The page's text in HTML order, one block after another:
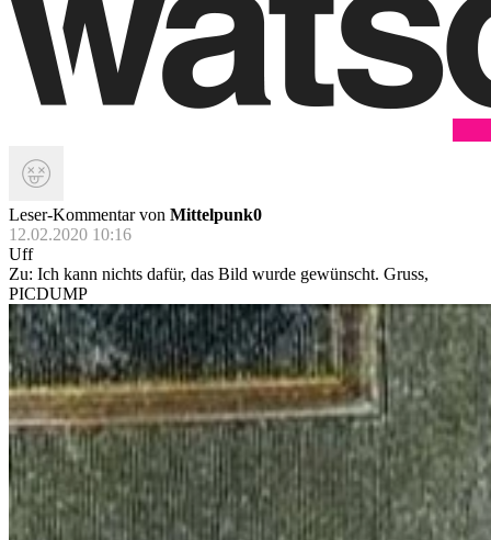
Leser-Kommentar von Mittelpunk0
12.02.2020 10:16
Uff
Zu: Ich kann nichts dafür, das Bild wurde gewünscht. Gruss,
PICDUMP